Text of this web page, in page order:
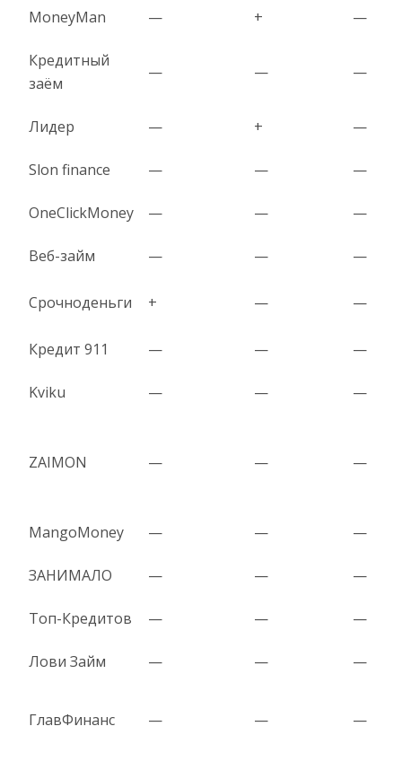
MoneyMan — + —
Кредитный
заём
— — —
Лидер — + —
Slon finance — — —
OneClickMoney — — —
Веб-займ — — —
Срочноденьги + — —
Кредит 911 — — —
Kviku — — —
ZAIMON — — —
MangoMoney — — —
ЗАНИМАЛО — — —
Топ-Кредитов — — —
Лови Займ — — —
ГлавФинанс — — —